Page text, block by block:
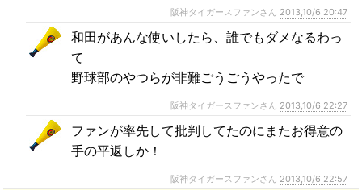
阪神タイガースファンさん 2013,10/6 20:47
和田があんな使いしたら、誰でもダメなるわっ
て
野球部のやつらが非難ごうごうやったで
阪神タイガースファンさん 2013,10/6 22:27
ファンが率先して批判してたのにまたお得意の
手の平返しか！
阪神タイガースファンさん 2013,10/6 22:57